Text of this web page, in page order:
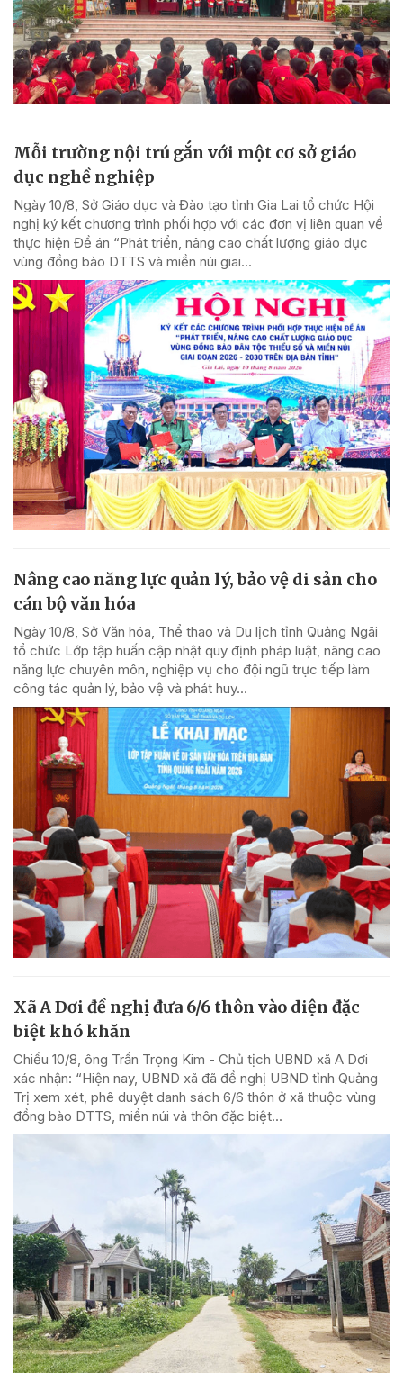
Mỗi trường nội trú gắn với một cơ sở giáo
dục nghề nghiệp
Ngày 10/8, Sở Giáo dục và Đào tạo tỉnh Gia Lai tổ chức Hội
nghị ký kết chương trình phối hợp với các đơn vị liên quan về
thực hiện Đề án “Phát triển, nâng cao chất lượng giáo dục
vùng đồng bào DTTS và miền núi giai...
Nâng cao năng lực quản lý, bảo vệ di sản cho
cán bộ văn hóa
Ngày 10/8, Sở Văn hóa, Thể thao và Du lịch tỉnh Quảng Ngãi
tổ chức Lớp tập huấn cập nhật quy định pháp luật, nâng cao
năng lực chuyên môn, nghiệp vụ cho đội ngũ trực tiếp làm
công tác quản lý, bảo vệ và phát huy...
Xã A Dơi đề nghị đưa 6/6 thôn vào diện đặc
biệt khó khăn
Chiều 10/8, ông Trần Trọng Kim - Chủ tịch UBND xã A Dơi
xác nhận: “Hiện nay, UBND xã đã đề nghị UBND tỉnh Quảng
Trị xem xét, phê duyệt danh sách 6/6 thôn ở xã thuộc vùng
đồng bào DTTS, miền núi và thôn đặc biệt...